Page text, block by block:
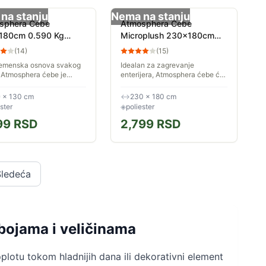
stanju
Ćebe
0.590 Kg
Svetlo Siva
(14)
osnova svakog
ćebe je
na godišnje doba.
kompaktnom formatu
od...
× 130 cm
RSD
Nema na stanju
Atmosphera Ćebe
Microplush 230x180cm
1.000 Kg Poliester Bez
(15)
Idealan za zagrevanje
enterijera, Atmosphera ćebe će
detalja. Ćebe velikog formata
Ovo ćebe dimenzija 230 x 180
cm...
↔230 × 180 cm
◈poliester
2,799RSD
i veličinama
tokom hladnijih dana ili dekorativni element